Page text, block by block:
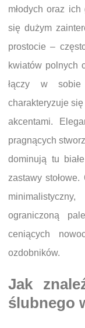
młodych oraz
się dużym
prostocie –
kwiatów polnych
łączy w
charakteryzuje
akcentami.
pragnących
dominują tu
zastawy
ograniczoną
ceniących
ozdobników.
Jak
ślubnego